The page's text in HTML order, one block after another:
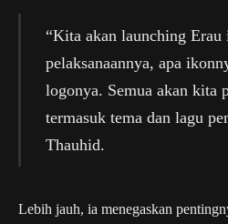
“Kita akan launching
pelaksanaannya, apa
logonya. Semua akan kita
termasuk tema dan lagu
Thauhid.
Lebih jauh, ia menegaskan